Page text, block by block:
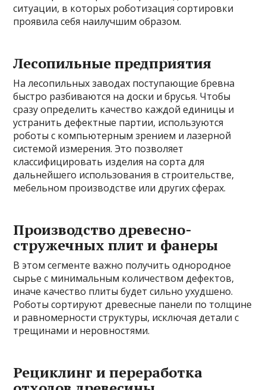
ситуации, в которых роботизация сортировки
проявила себя наилучшим образом.
Лесопильные предприятия
На лесопильных заводах поступающие бревна
быстро разбиваются на доски и брусья. Чтобы
сразу определить качество каждой единицы и
устранить дефектные партии, используются
роботы с компьютерным зрением и лазерной
системой измерения. Это позволяет
классифицировать изделия на сорта для
дальнейшего использования в строительстве,
мебельном производстве или других сферах.
Производство древесно-
стружечных плит и фанеры
В этом сегменте важно получить однородное
сырье с минимальным количеством дефектов,
иначе качество плиты будет сильно ухудшено.
Роботы сортируют древесные панели по толщине
и равномерности структуры, исключая детали с
трещинами и неровностями.
Рециклинг и переработка